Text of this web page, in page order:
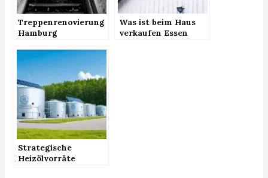
Treppenrenovierung
Hamburg
Was ist beim Haus
verkaufen Essen
Strategische
Heizölvorräte